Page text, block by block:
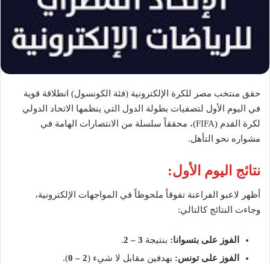
حقق منتخب مصر للكرة الإلكترونية (فئة الكونسول) انطلاقة قوية
في اليوم الأول لتصفيات بطولة الدول التي ينظمها الاتحاد الدولي
لكرة القدم (FIFA)، محققاً سلسلة من الانتصارات الهامة في
مشواره نحو التأهل.
نتائج اليوم الأول:
أظهر لاعبو الفراعنة تفوقاً ملحوظاً في المواجهات الإلكترونية،
وجاءت النتائج كالتالي:
الفوز على بتسوانا: بنتيجة 3 – 2
.
الفوز على تونس: بهدفين مقابل لا شيء (2 – 0
).